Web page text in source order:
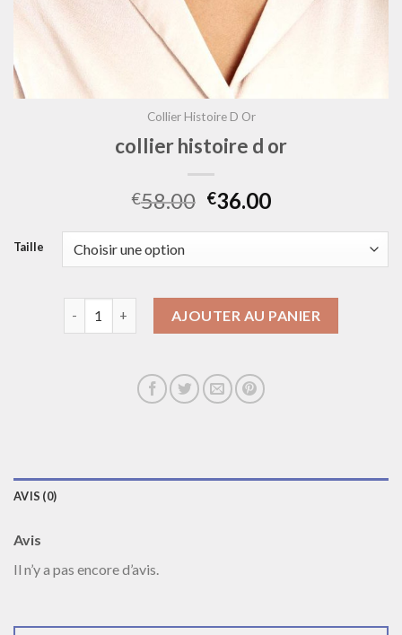
Collier Histoire D Or
collier histoire d or
€58.00 €36.00
Taille
AJOUTER AU PANIER
AVIS (0)
Avis
Il n’y a pas encore d’avis.